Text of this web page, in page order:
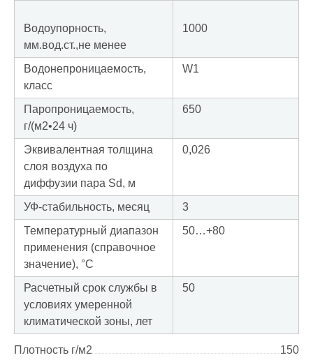
Водоупорность,
мм.вод.ст.,не менее
1000
Водонепроницаемость,
класс
W1
Паропроницаемость,
г/(м2•24 ч)
650
Эквивалентная толщина
слоя воздуха по
диффузии пара Sd, м
0,026
УФ-стабильность, месяц
3
Температурный диапазон
применения (справочное
значение), °С
50…+80
Расчетный срок службы в
условиях умеренной
климатической зоны, лет
50
Плотность г/м2 150